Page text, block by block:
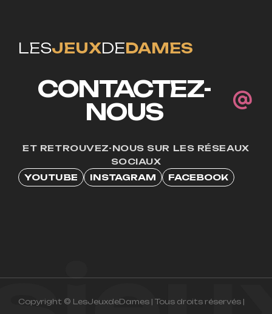
LESJEUXDEDAMES
CONTACTEZ-
NOUS
ET RETROUVEZ-NOUS SUR LES RÉSEAUX
SOCIAUX
YOUTUBE
INSTAGRAM FACEBOOK
Copyright © LesJeuxdeDames | Tous droits réservés |